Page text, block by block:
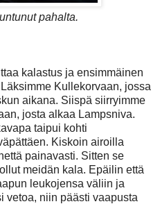
pahalta.
kalastus ja ensimmäinen
Kullekorvaan, jossa
aikana. Siispä siirryimme
josta alkaa Lampsniva.
taipui kohti
Kiskoin airoilla
painavasti. Sitten se
meidän kala. Epäilin että
leukojensa väliin ja
vetoa, niin päästi vaapusta